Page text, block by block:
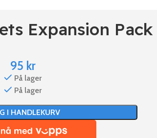
Expansion Pack
95 kr
På lager
På lager
I HANDLEKURV